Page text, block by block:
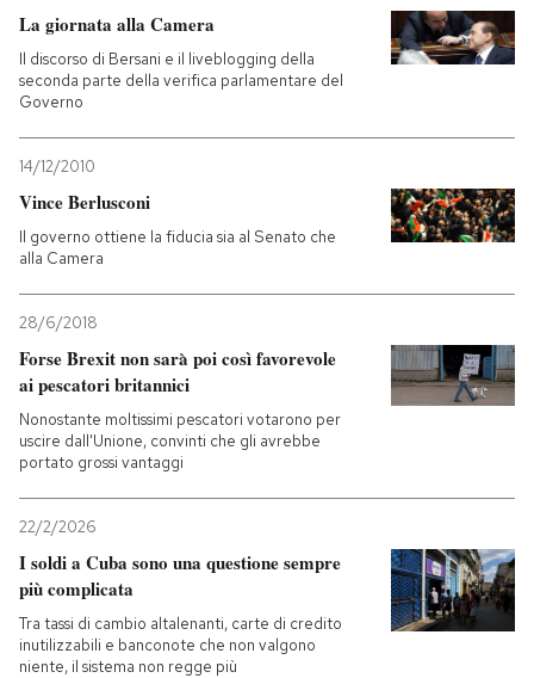
La giornata alla Camera
Il discorso di Bersani e il liveblogging della
seconda parte della verifica parlamentare del
Governo
14/12/2010
Vince Berlusconi
Il governo ottiene la fiducia sia al Senato che
alla Camera
28/6/2018
Forse Brexit non sarà poi così favorevole
ai pescatori britannici
Nonostante moltissimi pescatori votarono per
uscire dall'Unione, convinti che gli avrebbe
portato grossi vantaggi
22/2/2026
I soldi a Cuba sono una questione sempre
più complicata
Tra tassi di cambio altalenanti, carte di credito
inutilizzabili e banconote che non valgono
niente, il sistema non regge più